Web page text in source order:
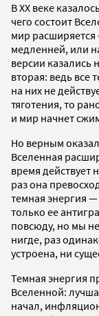
В ХХ веке
чего состоит
мир расширяется
медленней, или
версии
вторая: ведь все
на них не
тяготения, то
и мир начнет
Но верным
Вселенная
время действует
раз она
темная энергия
только ее
повсюду, но мы
нигде, раз
устроена, ни
Темная энергия
Вселенной:
начал,